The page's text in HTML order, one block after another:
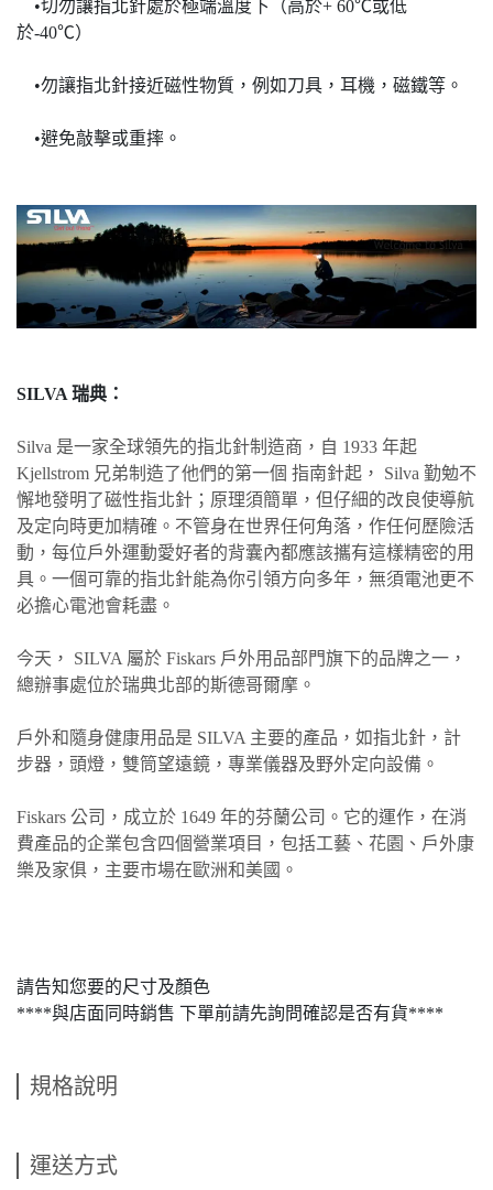
•切勿讓指北針處於極端溫度下（高於+ 60℃或低
於-40℃）
•勿讓指北針接近磁性物質，例如刀具，耳機，磁鐵等。
•避免敲擊或重摔。
SILVA 瑞典：
Silva 是一家全球領先的指北針制造商，自 1933 年起
Kjellstrom 兄弟制造了他們的第一個 指南針起， Silva 勤勉不
懈地發明了磁性指北針；原理須簡單，但仔細的改良使導航
及定向時更加精確。不管身在世界任何角落，作任何歷險活
動，每位戶外運動愛好者的背囊內都應該攜有這樣精密的用
具。一個可靠的指北針能為你引領方向多年，無須電池更不
必擔心電池會耗盡。
今天， SILVA 屬於 Fiskars 戶外用品部門旗下的品牌之一，
總辦事處位於瑞典北部的斯德哥爾摩。
戶外和隨身健康用品是 SILVA 主要的產品，如指北針，計
步器，頭燈，雙筒望遠鏡，專業儀器及野外定向設備。
Fiskars 公司，成立於 1649 年的芬蘭公司。它的運作，在消
費產品的企業包含四個營業項目，包括工藝、花園、戶外康
樂及家俱，主要市場在歐洲和美國。
請告知您要的尺寸及顏色
****與店面同時銷售 下單前請先詢問確認是否有貨****
規格說明
運送方式